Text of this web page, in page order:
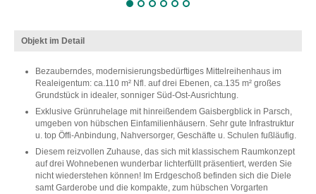
Objekt im Detail
Bezauberndes, modernisierungsbedürftiges Mittelreihenhaus im
Realeigentum: ca.110 m² Nfl. auf drei Ebenen, ca.135 m² großes
Grundstück in idealer, sonniger Süd-Ost-Ausrichtung.
Exklusive Grünruhelage mit hinreißendem Gaisbergblick in Parsch,
umgeben von hübschen Einfamilienhäusern. Sehr gute Infrastruktur
u. top Öffi-Anbindung, Nahversorger, Geschäfte u. Schulen fußläufig.
Diesem reizvollen Zuhause, das sich mit klassischem Raumkonzept
auf drei Wohnebenen wunderbar lichterfüllt präsentiert, werden Sie
nicht wiederstehen können! Im Erdgeschoß befinden sich die Diele
samt Garderobe und die kompakte, zum hübschen Vorgarten